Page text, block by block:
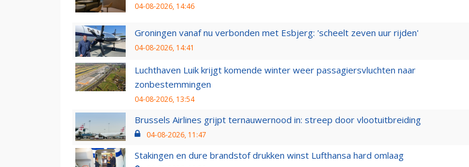
04-08-2026, 14:46
Groningen vanaf nu verbonden met Esbjerg: 'scheelt zeven uur rijden'
04-08-2026, 14:41
Luchthaven Luik krijgt komende winter weer passagiersvluchten naar
zonbestemmingen
04-08-2026, 13:54
Brussels Airlines grijpt ternauwernood in: streep door vlootuitbreiding
04-08-2026, 11:47
Stakingen en dure brandstof drukken winst Lufthansa hard omlaag